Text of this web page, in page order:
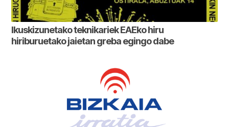
Ikuskizunetako teknikariek EAEko hiru
hiriburuetako jaietan greba egingo dabe